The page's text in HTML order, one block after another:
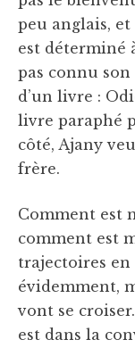
peu anglais, et
est déterminé
pas connu
d’un livre :
livre paraphé
côté, Ajany
frère.
Comment est
comment est
trajectoires en
évidemment,
vont se
est dans la